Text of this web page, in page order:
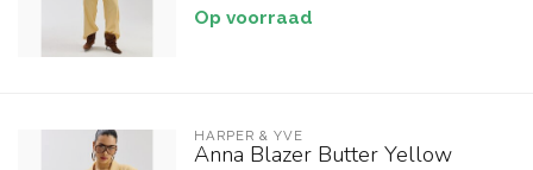
Op voorraad
HARPER & YVE
Anna Blazer Butter Yellow